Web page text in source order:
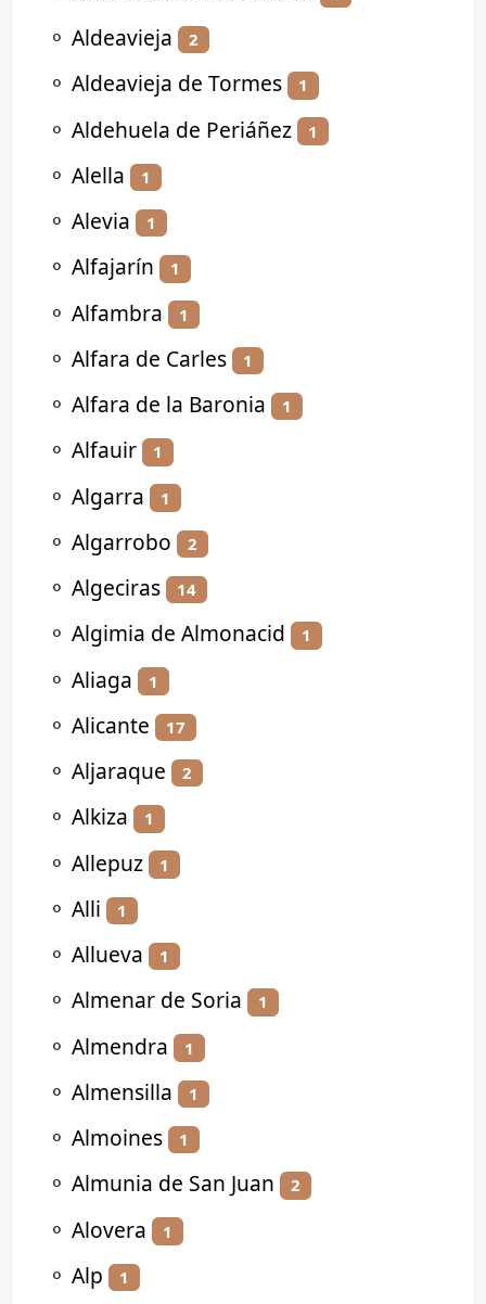
⚬ Aldeavieja 2
⚬ Aldeavieja de Tormes 1
⚬ Aldehuela de Periáñez 1
⚬ Alella 1
⚬ Alevia 1
⚬ Alfajarín 1
⚬ Alfambra 1
⚬ Alfara de Carles 1
⚬ Alfara de la Baronia 1
⚬ Alfauir 1
⚬ Algarra 1
⚬ Algarrobo 2
⚬ Algeciras 14
⚬ Algimia de Almonacid 1
⚬ Aliaga 1
⚬ Alicante 17
⚬ Aljaraque 2
⚬ Alkiza 1
⚬ Allepuz 1
⚬ Alli 1
⚬ Allueva 1
⚬ Almenar de Soria 1
⚬ Almendra 1
⚬ Almensilla 1
⚬ Almoines 1
⚬ Almunia de San Juan 2
⚬ Alovera 1
⚬ Alp 1